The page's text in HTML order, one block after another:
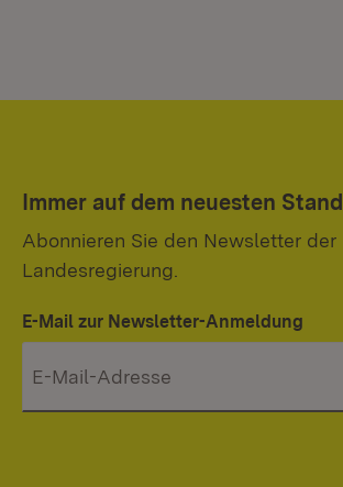
Immer auf dem neuesten Stand
Abonnieren Sie den Newsletter der
Landesregierung.
E-Mail zur Newsletter-Anmeldung